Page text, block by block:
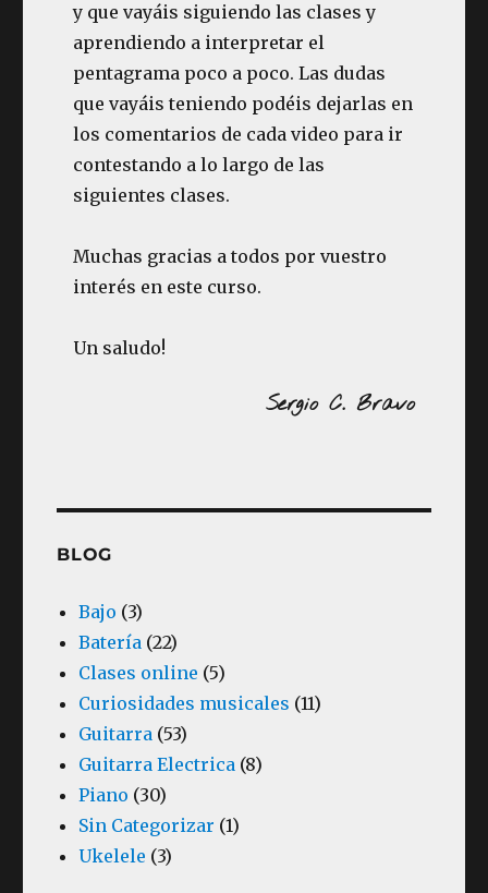
y que vayáis siguiendo las clases y
aprendiendo a interpretar el
pentagrama poco a poco. Las dudas
que vayáis teniendo podéis dejarlas en
los comentarios de cada video para ir
contestando a lo largo de las
siguientes clases.
Muchas gracias a todos por vuestro
interés en este curso.
Un saludo!
Sergio C. Bravo
BLOG
Bajo (3)
Batería (22)
Clases online (5)
Curiosidades musicales (11)
Guitarra (53)
Guitarra Electrica (8)
Piano (30)
Sin Categorizar (1)
Ukelele (3)